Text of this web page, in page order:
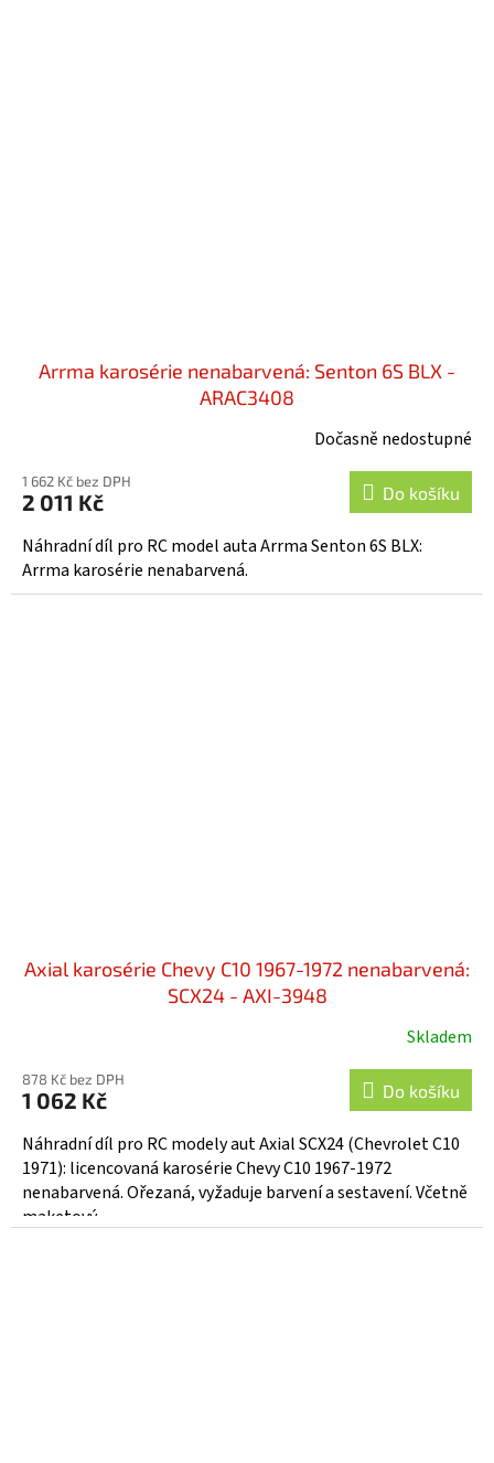
Arrma karosérie nenabarvená: Senton 6S BLX -
ARAC3408
Dočasně nedostupné
1 662 Kč bez DPH
2 011 Kč Do košíku
Náhradní díl pro RC model auta Arrma Senton 6S BLX:
Arrma karosérie nenabarvená.
Axial karosérie Chevy C10 1967-1972 nenabarvená:
SCX24 - AXI-3948
Skladem
878 Kč bez DPH
1 062 Kč Do košíku
Náhradní díl pro RC modely aut Axial SCX24 (Chevrolet C10
1971): licencovaná karosérie Chevy C10 1967-1972
nenabarvená. Ořezaná, vyžaduje barvení a sestavení. Včetně
maketový...